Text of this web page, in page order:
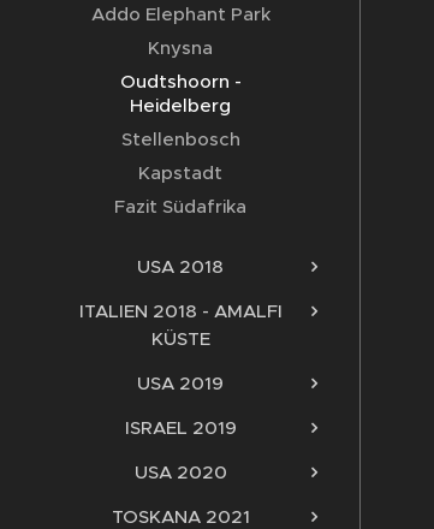
Addo Elephant Park
Knysna
Oudtshoorn -
Heidelberg
Stellenbosch
Kapstadt
Fazit Südafrika
USA 2018
ITALIEN 2018 - AMALFI
KÜSTE
USA 2019
ISRAEL 2019
USA 2020
TOSKANA 2021